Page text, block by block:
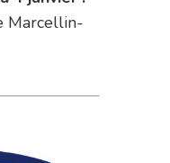
Marcellin-